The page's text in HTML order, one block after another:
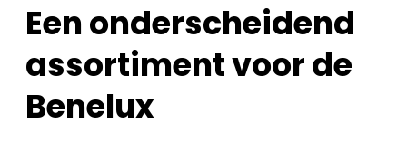
Een onderscheidend
assortiment voor de
Benelux